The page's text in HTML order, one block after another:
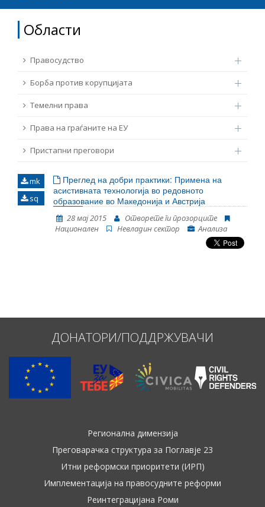
ПРАВА НА ГРАЃАНИТЕ НА ЕУ
Извор
Тип
Од Мрежа 23
Датум на објавување
Области
Правосудство
Борба против корупцијата
Темелни права
Права на граѓаните на ЕУ
Пристапни преговори
mk
sq
Преглед на добри практики: Примена на
асистивната технологија во редовното
образование во Македонија и Австрија
28 мај 2015
Отворете ги прозорците
Национален
Невладин сектор Анализа
ДОНАТОРИ/ПОДДРЖУВАЧИ
Регионална димензија
Преговарачка структура за Поглавје 23
Итни реформски приоритети (ИРП)
Имплементација на правосудните реформи
Реинтеграцијана Роми